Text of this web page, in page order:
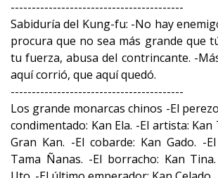
-----------------------------------------
Sabiduría del Kung-fu: -No hay
procura que no sea más grande que
tu fuerza, abusa del contrincante. -
aquí corrió, que aquí quedó.
-----------------------------------------
Los grande monarcas chinos -El
condimentado: Kan Ela. -El artista: Kan
Gran Kan. -El cobarde: Kan Gado. -
Tama Ñanas. -El borracho: Kan